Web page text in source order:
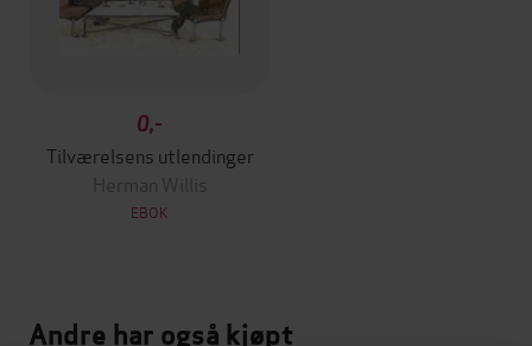
0,-
Tilværelsens utlendinger
Herman Willis
EBOK
Andre har også kjøpt